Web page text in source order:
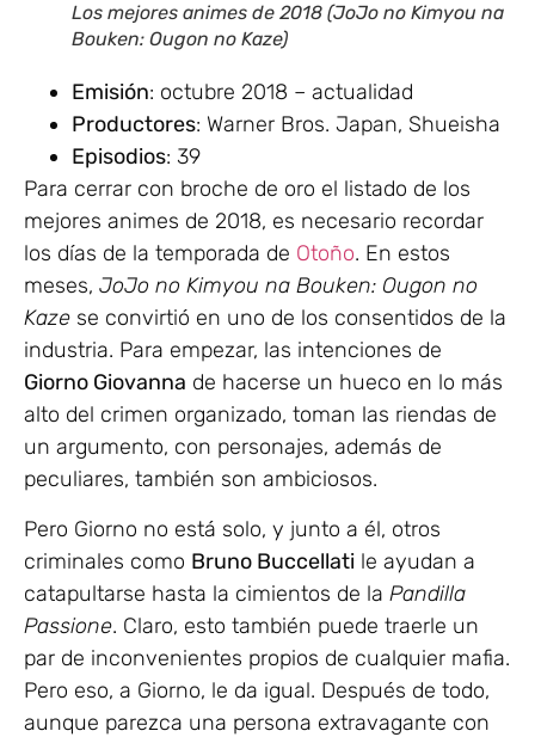
Los mejores animes de 2018 (JoJo no Kimyou na
Bouken: Ougon no Kaze)
Emisión: octubre 2018 – actualidad
Productores: Warner Bros. Japan, Shueisha
Episodios: 39
Para cerrar con broche de oro el listado de los
mejores animes de 2018, es necesario recordar
los días de la temporada de Otoño. En estos
meses, JoJo no Kimyou na Bouken: Ougon no
Kaze se convirtió en uno de los consentidos de la
industria. Para empezar, las intenciones de
Giorno Giovanna de hacerse un hueco en lo más
alto del crimen organizado, toman las riendas de
un argumento, con personajes, además de
peculiares, también son ambiciosos.
Pero Giorno no está solo, y junto a él, otros
criminales como Bruno Buccellati le ayudan a
catapultarse hasta la cimientos de la Pandilla
Passione. Claro, esto también puede traerle un
par de inconvenientes propios de cualquier mafia.
Pero eso, a Giorno, le da igual. Después de todo,
aunque parezca una persona extravagante con